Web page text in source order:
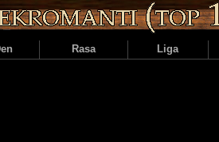
Rasa Liga